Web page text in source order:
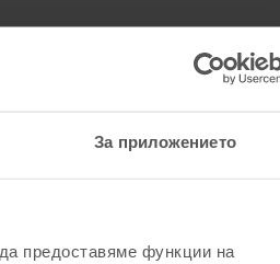
За приложението
предоставяме функции на